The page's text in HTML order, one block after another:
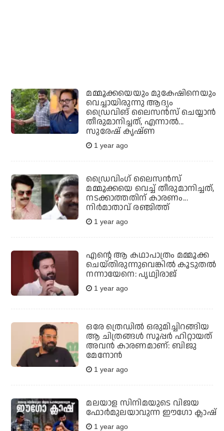
മമ്മൂക്കയെയും മുകേഷിനെയും
വെച്ചായിരുന്നു ആദ്യം
ഡ്രൈവിങ് ലൈസന്‍സ് ചെയ്യാന്‍
തീരുമാനിച്ചത്, എന്നാല്‍...
സുരേഷ് കൃഷ്ണ
1 year ago
ഡ്രൈവിംഗ് ലൈസന്‍സ്
മമ്മൂക്കയെ വെച്ച് തീരുമാനിച്ചത്,
നടക്കാത്തതിന് കാരണം...
നിർമാതാവ് രഞ്ജിത്ത്
1 year ago
എന്റെ ആ കഥാപാത്രം മമ്മൂക്ക
ചെയ്തിരുന്നുവെങ്കിൽ കൂടുതൽ
നന്നായേനെ: പൃഥ്വിരാജ്
1 year ago
ഒരേ ത്രെഡിൽ ഒരുമിച്ചിറങ്ങിയ
ആ ചിത്രങ്ങൾ സൂപ്പർ ഹിറ്റായത്
അവൻ കാരണമാണ്: ബിജു
മേനോൻ
1 year ago
മലയാള സിനിമയുടെ വിജയ
ഫോർമുലയാവുന്ന ഈഗോ ക്ലാഷ്
1 year ago